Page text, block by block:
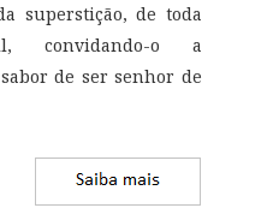
superstição, de toda
convidando-o a
de ser senhor de